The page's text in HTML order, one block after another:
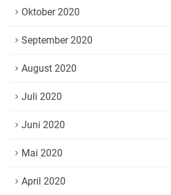
Oktober 2020
September 2020
August 2020
Juli 2020
Juni 2020
Mai 2020
April 2020